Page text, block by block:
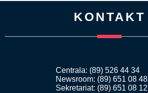
KONTAKT
Centrala: (89) 526 44 34
Newsroom: (89) 651 08 48
Sekretariat: (89) 651 08 12